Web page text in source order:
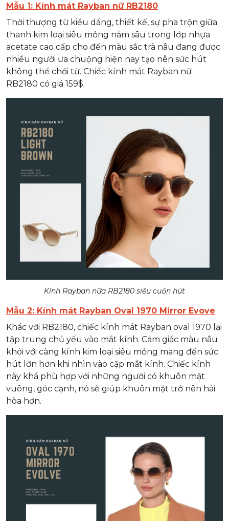
Mẫu 1: Kính mát Rayban nữ RB2180
Thời thượng từ kiểu dáng, thiết kế, sự pha trộn giữa
thanh kim loại siêu mỏng nằm sâu trong lớp nhựa
acetate cao cấp cho đến màu sắc trà nâu đang được
nhiều người ưa chuộng hiện nay tạo nên sức hút
không thể chối từ. Chiếc kính mát Rayban nữ
RB2180 có giá 159$.
Kính Rayban nữa RB2180 siêu cuốn hút
Mẫu 2: Kính mát Rayban Oval 1970 Mirror Evove
Khác với RB2180, chiếc kính mát Rayban oval 1970 lại
tập trung chủ yếu vào mắt kính. Cảm giác màu nâu
khói với càng kính kim loại siêu mỏng mang đến sức
hút lớn hơn khi nhìn vào cặp mắt kính. Chiếc kính
này khá phù hợp với những người có khuôn mặt
vuông, góc cạnh, nó sẽ giúp khuôn mặt trở nên hài
hòa hơn.